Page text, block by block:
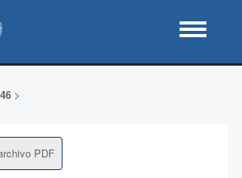
>
PDF